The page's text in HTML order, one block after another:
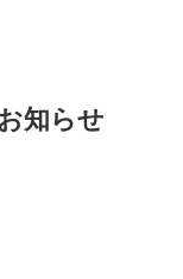
知らせ